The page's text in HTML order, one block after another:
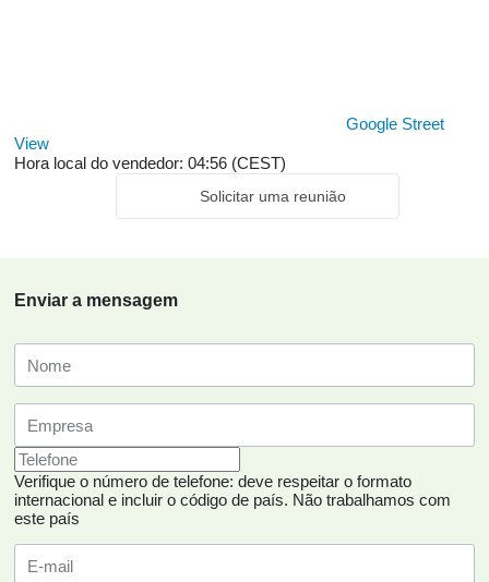
Google Street
View
Hora local do vendedor: 04:56 (CEST)
Solicitar uma reunião
Enviar a mensagem
Verifique o número de telefone: deve respeitar o formato
internacional e incluir o código de país. Não trabalhamos com
este país